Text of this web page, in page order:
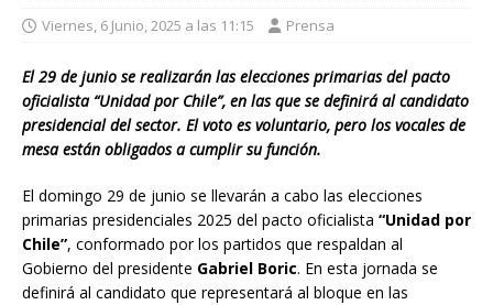
Viernes, 6 Junio, 2025 a las 11:15 Prensa
El 29 de junio se realizarán las elecciones primarias del pacto
oficialista “Unidad por Chile”, en las que se definirá al candidato
presidencial del sector. El voto es voluntario, pero los vocales de
mesa están obligados a cumplir su función.
El domingo 29 de junio se llevarán a cabo las elecciones
primarias presidenciales 2025 del pacto oficialista “Unidad por
Chile”, conformado por los partidos que respaldan al
Gobierno del presidente Gabriel Boric. En esta jornada se
definirá al candidato que representará al bloque en las